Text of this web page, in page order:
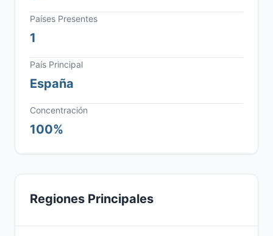
Países Presentes
1
País Principal
España
Concentración
100%
Regiones Principales